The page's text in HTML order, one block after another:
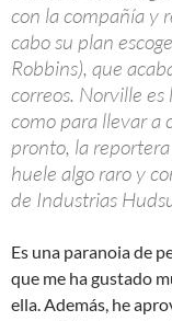
con la compañía y
cabo su plan
Robbins), que
correos. Norville
como para llevar a
pronto, la
huele algo raro y
de Industrias
Es una paranoia de
que me ha gustado
ella. Además, he